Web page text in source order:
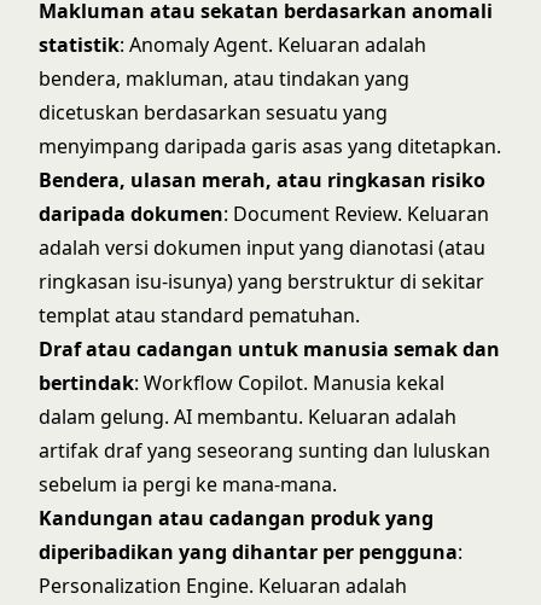
Makluman atau sekatan berdasarkan anomali
statistik: Anomaly Agent. Keluaran adalah
bendera, makluman, atau tindakan yang
dicetuskan berdasarkan sesuatu yang
menyimpang daripada garis asas yang ditetapkan.
Bendera, ulasan merah, atau ringkasan risiko
daripada dokumen: Document Review. Keluaran
adalah versi dokumen input yang dianotasi (atau
ringkasan isu-isunya) yang berstruktur di sekitar
templat atau standard pematuhan.
Draf atau cadangan untuk manusia semak dan
bertindak: Workflow Copilot. Manusia kekal
dalam gelung. AI membantu. Keluaran adalah
artifak draf yang seseorang sunting dan luluskan
sebelum ia pergi ke mana-mana.
Kandungan atau cadangan produk yang
diperibadikan yang dihantar per pengguna:
Personalization Engine. Keluaran adalah